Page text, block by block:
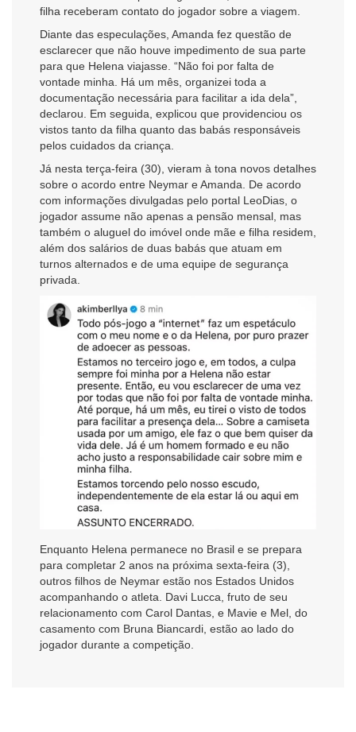
filha receberam contato do jogador sobre a viagem.
Diante das especulações, Amanda fez questão de
esclarecer que não houve impedimento de sua parte
para que Helena viajasse. “Não foi por falta de
vontade minha. Há um mês, organizei toda a
documentação necessária para facilitar a ida dela”,
declarou. Em seguida, explicou que providenciou os
vistos tanto da filha quanto das babás responsáveis
pelos cuidados da criança.
Já nesta terça-feira (30), vieram à tona novos detalhes
sobre o acordo entre Neymar e Amanda. De acordo
com informações divulgadas pelo portal LeoDias, o
jogador assume não apenas a pensão mensal, mas
também o aluguel do imóvel onde mãe e filha residem,
além dos salários de duas babás que atuam em
turnos alternados e de uma equipe de segurança
privada.
Enquanto Helena permanece no Brasil e se prepara
para completar 2 anos na próxima sexta-feira (3),
outros filhos de Neymar estão nos Estados Unidos
acompanhando o atleta. Davi Lucca, fruto de seu
relacionamento com Carol Dantas, e Mavie e Mel, do
casamento com Bruna Biancardi, estão ao lado do
jogador durante a competição.